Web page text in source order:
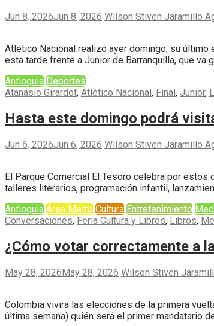
Jun 8, 2026Jun 8, 2026 Wilson Stiven Jaramillo
Atlético Nacional realizó ayer domingo, su último
esta tarde frente a Junior de Barranquilla, que va
Antioquia Deportes
Atanasio Girardot, Atlético Nacional , Final , Junior,
Hasta este domingo podrá
Jun 6, 2026Jun 6, 2026 Wilson Stiven Jaramillo
El Parque Comercial El Tesoro celebra por estos
talleres literarios, programación infantil,
Antioquia Área Metro Cultura Entretenimiento
Conversaciones, Feria Cultura y Libros, Libros,
¿Cómo votar correctamente a
May 28, 2026May 28, 2026 Wilson Stiven
Colombia vivirá las elecciones de la primera
última semana) quién será el primer mandatario